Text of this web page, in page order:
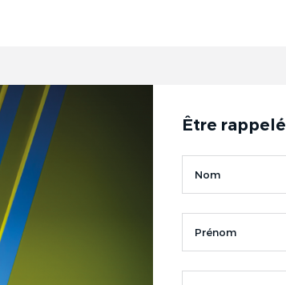
Être rappelé
Nom
Prénom